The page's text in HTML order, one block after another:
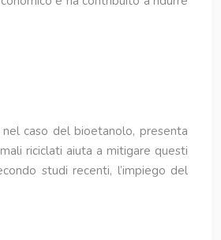
caso del bioetanolo, presenta
riciclati aiuta a mitigare questi
studi recenti, l’impiego del